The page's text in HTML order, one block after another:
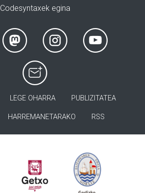
Codesyntaxek egina
LEGE OHARRA PUBLIZITATEA
HARREMANETARAKO RSS